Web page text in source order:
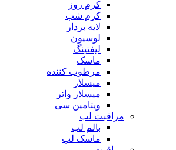
کرم روز
کرم شب
لایه بردار
لوسیون
لیفتینگ
ماسک
مرطوب کننده
میسلار
میسلار واتر
ویتامین سی
مراقبت لب
بالم لب
ماسک لب